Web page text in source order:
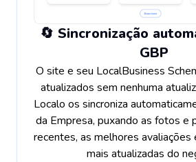
🔄 Sincronização
GBP
O site e seu LocalBusiness
atualizados sem nenhuma
Localo os sincroniza
da Empresa, puxando as fotos e
recentes, as melhores avaliações
mais atualizadas do